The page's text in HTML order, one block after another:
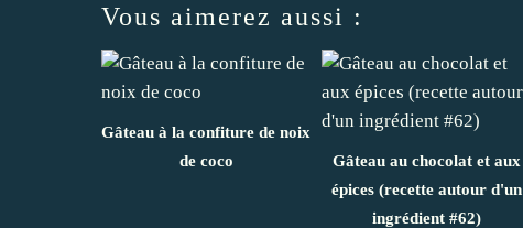
Vous aimerez aussi :
Gâteau à la confiture de noix
de coco
Gâteau au chocolat et aux
épices (recette autour d'un
ingrédient #62)